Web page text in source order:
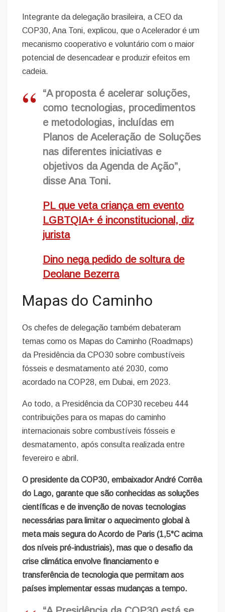
Integrante da delegação brasileira, a CEO da
COP30, Ana Toni, explicou, que o Acelerador é um
mecanismo cooperativo e voluntário com o maior
potencial de desencadear e produzir efeitos em
cadeia.
“A proposta é acelerar soluções,
como tecnologias, procedimentos
e metodologias, incluídas em
Planos de Aceleração de Soluções
nas diferentes iniciativas e
objetivos da Agenda de Ação”,
disse Ana Toni.
PL que veta criança em evento
LGBTQIA+ é inconstitucional, diz
jurista
Dino nega pedido de soltura de
Deolane Bezerra
Mapas do Caminho
Os chefes de delegação também debateram
temas como os Mapas do Caminho (Roadmaps)
da Presidência da CPO30 sobre combustíveis
fósseis e desmatamento até 2030, como
acordado na COP28, em Dubai, em 2023.
Ao todo, a Presidência da COP30 recebeu 444
contribuições para os mapas do caminho
internacionais sobre combustíveis fósseis e
desmatamento, após consulta realizada entre
fevereiro e abril.
O presidente da COP30, embaixador André Corrêa
do Lago, garante que são conhecidas as soluções
científicas e de invenção de novas tecnologias
necessárias para limitar o aquecimento global à
meta mais segura do Acordo de Paris (1,5°C acima
dos níveis pré-industriais), mas que o desafio da
crise climática envolve financiamento e
transferência de tecnologia que permitam aos
países implementar essas mudanças a tempo.